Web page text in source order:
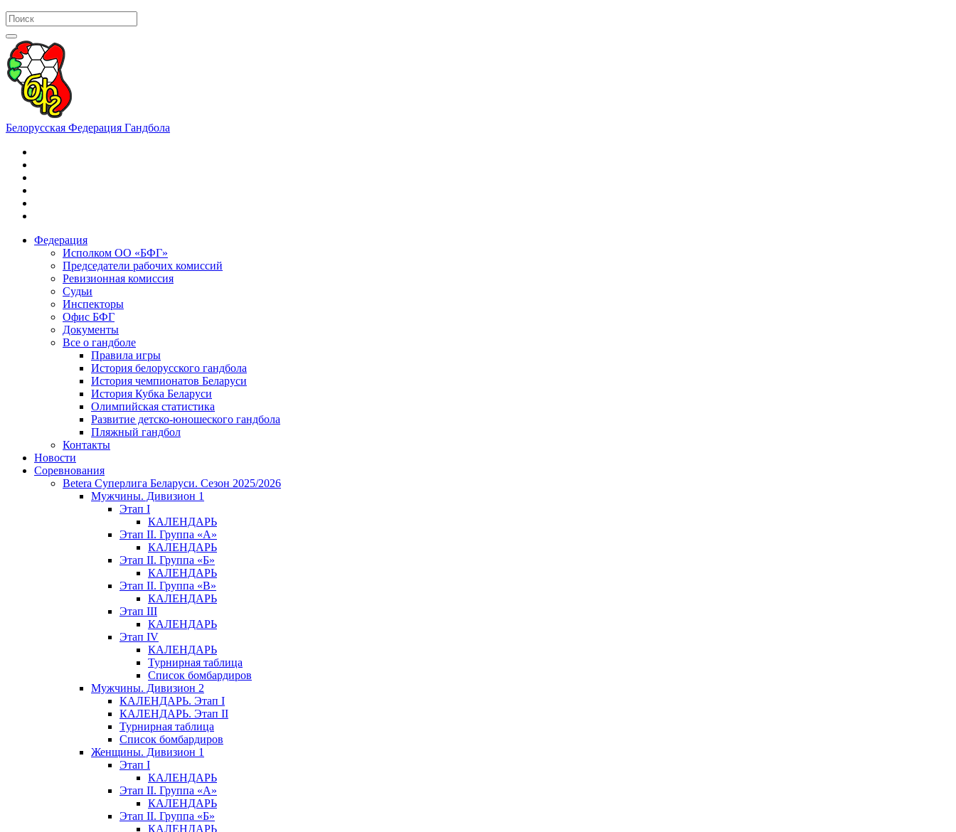
Белорусская Федерация Гандбола
Федерация
Исполком ОО «БФГ»
Председатели рабочих комиссий
Ревизионная комиссия
Судьи
Инспекторы
Офис БФГ
Документы
Все о гандболе
Правила игры
История белорусского гандбола
История чемпионатов Беларуси
История Кубка Беларуси
Олимпийская статистика
Развитие детско-юношеского гандбола
Пляжный гандбол
Контакты
Новости
Соревнования
Betera Суперлига Беларуси. Сезон 2025/2026
Мужчины. Дивизион 1
Этап I
КАЛЕНДАРЬ
Этап II. Группа «А»
КАЛЕНДАРЬ
Этап II. Группа «Б»
КАЛЕНДАРЬ
Этап II. Группа «В»
КАЛЕНДАРЬ
Этап III
КАЛЕНДАРЬ
Этап IV
КАЛЕНДАРЬ
Турнирная таблица
Список бомбардиров
Мужчины. Дивизион 2
КАЛЕНДАРЬ. Этап I
КАЛЕНДАРЬ. Этап II
Турнирная таблица
Список бомбардиров
Женщины. Дивизион 1
Этап I
КАЛЕНДАРЬ
Этап II. Группа «А»
КАЛЕНДАРЬ
Этап II. Группа «Б»
КАЛЕНДАРЬ